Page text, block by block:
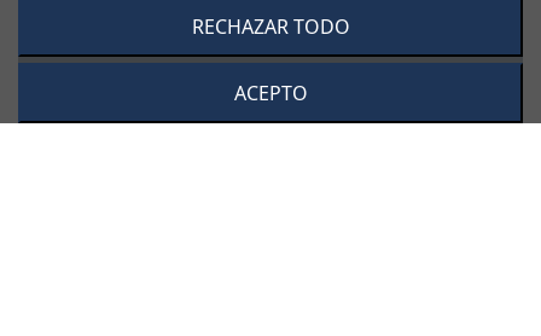
28342, Valdemoro (Madrid)
tienda@videodis.es
RECHAZAR TODO
ACEPTO